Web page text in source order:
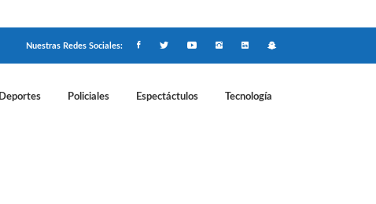
Nuestras Redes Sociales:
Deportes Policiales Espectáctulos Tecnología